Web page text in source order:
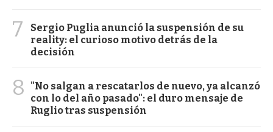
7
Sergio Puglia anunció la suspensión de su
reality: el curioso motivo detrás de la
decisión
8
"No salgan a rescatarlos de nuevo, ya alcanzó
con lo del año pasado": el duro mensaje de
Ruglio tras suspensión